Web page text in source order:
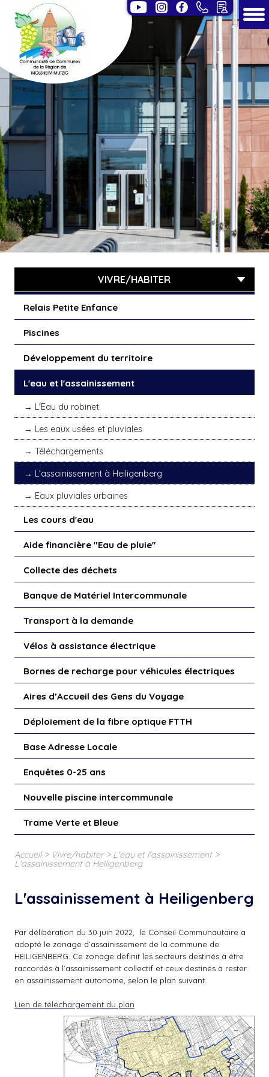
VIVRE/HABITER
Relais Petite Enfance
Piscines
Développement du territoire
L'eau et l'assainissement
L'Eau du robinet
Les eaux usées et pluviales
Téléchargements
L'assainissement à Heiligenberg
Eaux pluviales urbaines
Les cours d'eau
Aide financière "Eau de pluie"
Collecte des déchets
Banque de Matériel Intercommunale
Transport à la demande
Vélos à assistance électrique
Bornes de recharge pour véhicules électriques
Aires d’Accueil des Gens du Voyage
Déploiement de la fibre optique FTTH
Base Adresse Locale
Enquêtes 0-25 ans
Nouvelle piscine intercommunale
Trame Verte et Bleue
Accueil> Vivre/habiter> L'eau et l'assainissement>
L'assainissement à Heiligenberg
L'assainissement à Heiligenberg
Par délibération du 30 juin 2022, le Conseil Communautaire a
adopté le zonage d’assainissement de la commune de
HEILIGENBERG. Ce zonage définit les secteurs destinés à être
raccordés à l’assainissement collectif et ceux destinés à rester
en assainissement autonome, selon le plan suivant.
Lien de téléchargement du plan